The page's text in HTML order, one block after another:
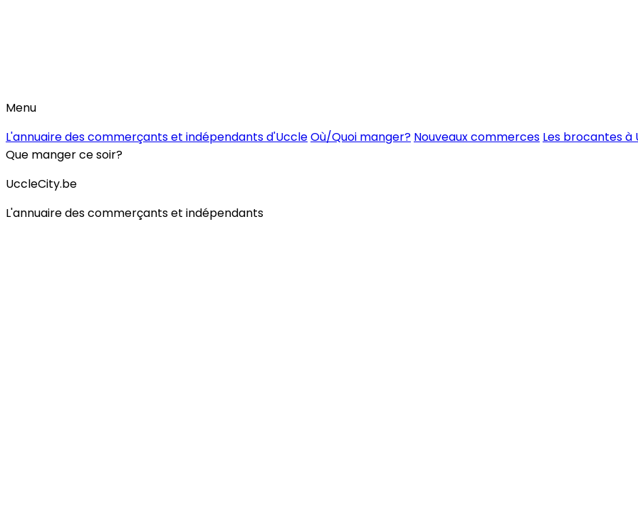
Menu
L'annuaire des commerçants et indépendants d'UccleOù/Quoi manger? Nouveaux commerces Les brocantes à
Que manger ce soir?
UccleCity.be
L'annuaire des commerçants et indépendants